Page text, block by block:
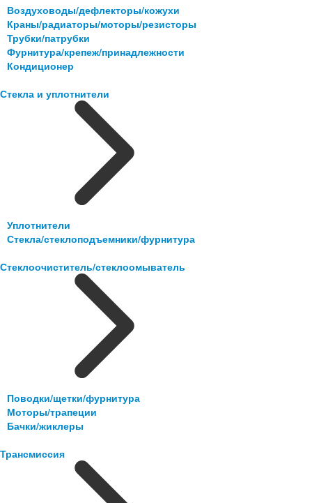
Воздуховоды/дефлекторы/кожухи
Краны/радиаторы/моторы/резисторы
Трубки/патрубки
Фурнитура/крепеж/принадлежности
Кондиционер
Стекла и уплотнители
Уплотнители
Стекла/стеклоподъемники/фурнитура
Стеклоочиститель/стеклоомыватель
Поводки/щетки/фурнитура
Моторы/трапеции
Бачки/жиклеры
Трансмиссия